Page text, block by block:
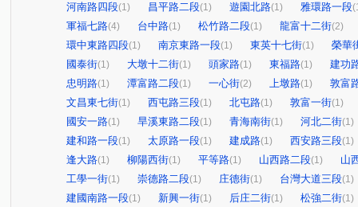
河南路四段(1) 昌平路二段(1) 遊園北路(1) 雅環路一段
軍福七路(4) 台中路(1) 松竹路二段(1) 龍富十二街(2)
環中東路四段(1) 南京東路一段(1) 東英十七街(1)
榮華
國泰街(1) 大墩十二街(1) 頭家路(1) 東福路(1)
建功
忠明路(1) 潭富路二段(1) 一心街(2) 上墩路(1)
敦富
文昌東七街(1) 西屯路三段(1) 北屯路(1) 敦富一街(1)
國安一路(1) 旱溪東路二段(1) 青海南街(1) 河北二街(1)
建和路一段(1) 太原路一段(1) 建成路(1) 西安路三段(1)
逢大路(1) 柳陽西街(1) 平等路(1) 山西路二段(1)
山
工學一街(1) 崇德路二段(1) 庄德街(1) 台灣大道三段(1)
建國南路一段(1) 新興一街(1) 后庄二街(1) 松強二街(1)